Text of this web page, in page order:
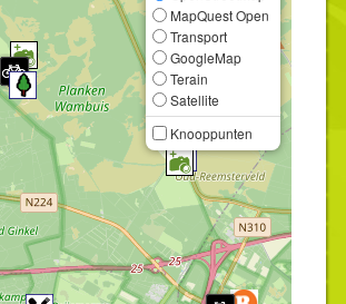
MapQuest Open
Transport
GoogleMap
Terain
Satellite
Knooppunten